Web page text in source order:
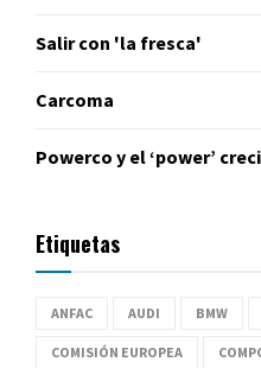
Salir con 'la fresca'
Carcoma
Powerco y el ‘power’
Etiquetas
ANFAC AUDI BMW
COMISIÓN EUROPEA